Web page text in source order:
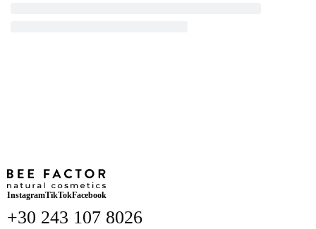
InstagramTikTokFacebook
+30 243 107 8026